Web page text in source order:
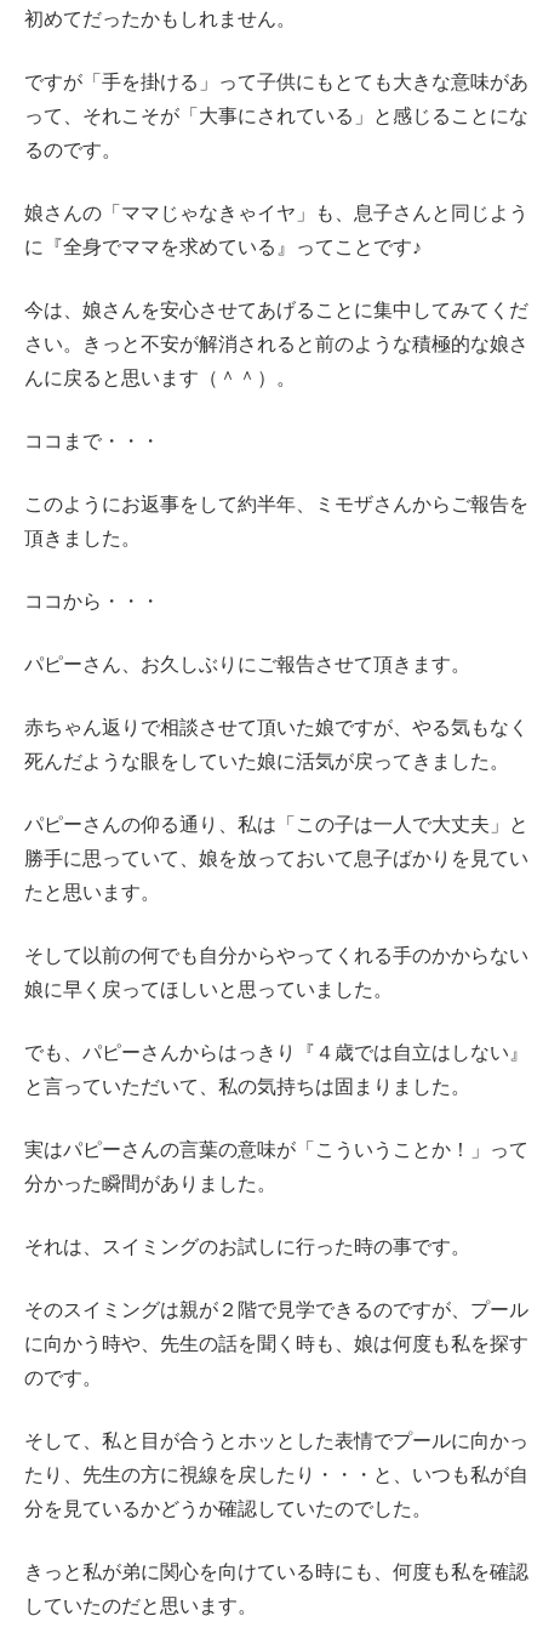
初めてだったかもしれません。
ですが「手を掛ける」って子供にもとても大きな意味があ
って、それこそが「大事にされている」と感じることにな
るのです。
娘さんの「ママじゃなきゃイヤ」も、息子さんと同じよう
に『全身でママを求めている』ってことです♪
今は、娘さんを安心させてあげることに集中してみてくだ
さい。きっと不安が解消されると前のような積極的な娘さ
んに戻ると思います（＾＾）。
ココまで・・・
このようにお返事をして約半年、ミモザさんからご報告を
頂きました。
ココから・・・
パピーさん、お久しぶりにご報告させて頂きます。
赤ちゃん返りで相談させて頂いた娘ですが、やる気もなく
死んだような眼をしていた娘に活気が戻ってきました。
パピーさんの仰る通り、私は「この子は一人で大丈夫」と
勝手に思っていて、娘を放っておいて息子ばかりを見てい
たと思います。
そして以前の何でも自分からやってくれる手のかからない
娘に早く戻ってほしいと思っていました。
でも、パピーさんからはっきり『４歳では自立はしない』
と言っていただいて、私の気持ちは固まりました。
実はパピーさんの言葉の意味が「こういうことか！」って
分かった瞬間がありました。
それは、スイミングのお試しに行った時の事です。
そのスイミングは親が２階で見学できるのですが、プール
に向かう時や、先生の話を聞く時も、娘は何度も私を探す
のです。
そして、私と目が合うとホッとした表情でプールに向かっ
たり、先生の方に視線を戻したり・・・と、いつも私が自
分を見ているかどうか確認していたのでした。
きっと私が弟に関心を向けている時にも、何度も私を確認
していたのだと思います。